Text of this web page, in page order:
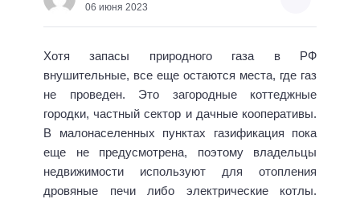
06 июня 2023
Хотя запасы природного газа в РФ
внушительные, все еще остаются места, где газ
не проведен. Это загородные коттеджные
городки, частный сектор и дачные кооперативы.
В малонаселенных пунктах газификация пока
еще не предусмотрена, поэтому владельцы
недвижимости используют для отопления
дровяные печи либо электрические котлы.